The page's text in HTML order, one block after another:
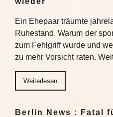
Ein Ehepaar träumte
Ruhestand. Warum der
zum Fehlgriff wurde und
zu mehr Vorsicht raten.
Weiterlesen
Berlin News : Fatal